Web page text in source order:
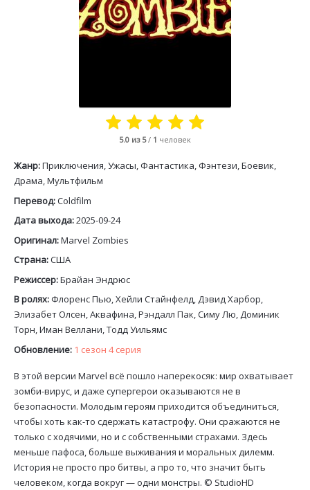
5.0 из 5/ 1 человек
Жанр:Приключения, Ужасы, Фантастика, Фэнтези, Боевик,
Драма, Мультфильм
Перевод:Coldfilm
Дата выхода:2025-09-24
Оригинал:Marvel Zombies
Страна:США
Режиссер:Брайан Эндрюс
В ролях: Флоренс Пью, Хейли Стайнфелд, Дэвид Харбор,
Элизабет Олсен, Аквафина, Рэндалл Пак, Симу Лю, Доминик
Торн, Иман Веллани, Тодд Уильямс
Обновление: 1 сезон 4 серия
В этой версии Marvel всё пошло наперекосяк: мир охватывает
зомби-вирус, и даже супергерои оказываются не в
безопасности. Молодым героям приходится объединиться,
чтобы хоть как-то сдержать катастрофу. Они сражаются не
только с ходячими, но и с собственными страхами. Здесь
меньше пафоса, больше выживания и моральных дилемм.
История не просто про битвы, а про то, что значит быть
человеком, когда вокруг — одни монстры. © StudioHD